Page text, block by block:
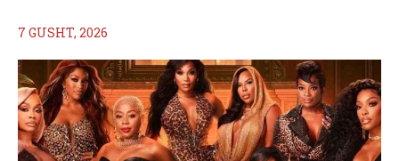
7 GUSHT, 2026